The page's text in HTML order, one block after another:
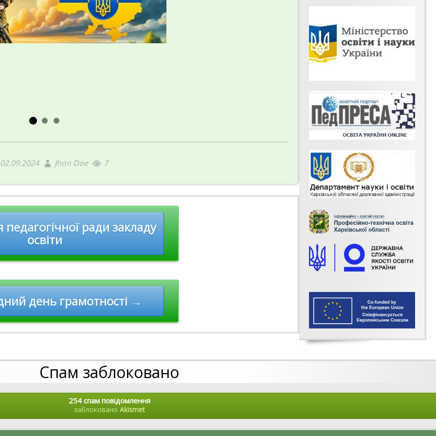
02.09.2024 Jhon Doe 7
день грамотності →
ради закладу
освіти
Спам заблоковано
254 спам повідомлення
заблоковано Akismet